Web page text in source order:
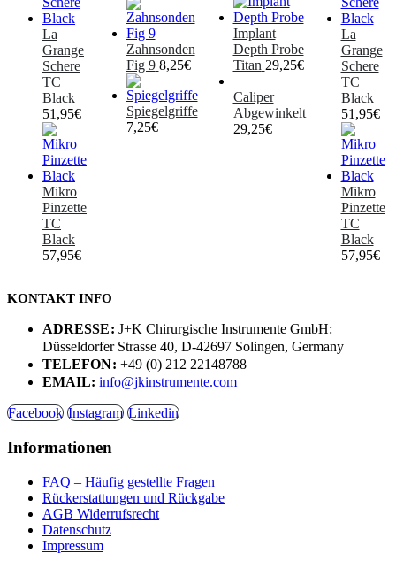
La
Grange
Schere
TC
Black
51,95€
Mikro
Pinzette
TC
Black
57,95€
Zahnsonden
Fig 9 8,25€
Spiegelgriffe
7,25€
Implant
Depth Probe
Titan 29,25€
Caliper
Abgewinkelt
29,25€
La
Grange
Schere
TC
Black
51,95€
Mikro
Pinzette
TC
Black
57,95€
KONTAKT INFO
ADRESSE: J+K Chirurgische Instrumente GmbH:
Düsseldorfer Strasse 40, D-42697 Solingen, Germany
TELEFON: +49 (0) 212 22148788
EMAIL: info@jkinstrumente.com
Facebook Instagram Linkedin
Informationen
FAQ – Häufig gestellte Fragen
Rückerstattungen und Rückgabe
AGB Widerrufsrecht
Datenschutz
Impressum